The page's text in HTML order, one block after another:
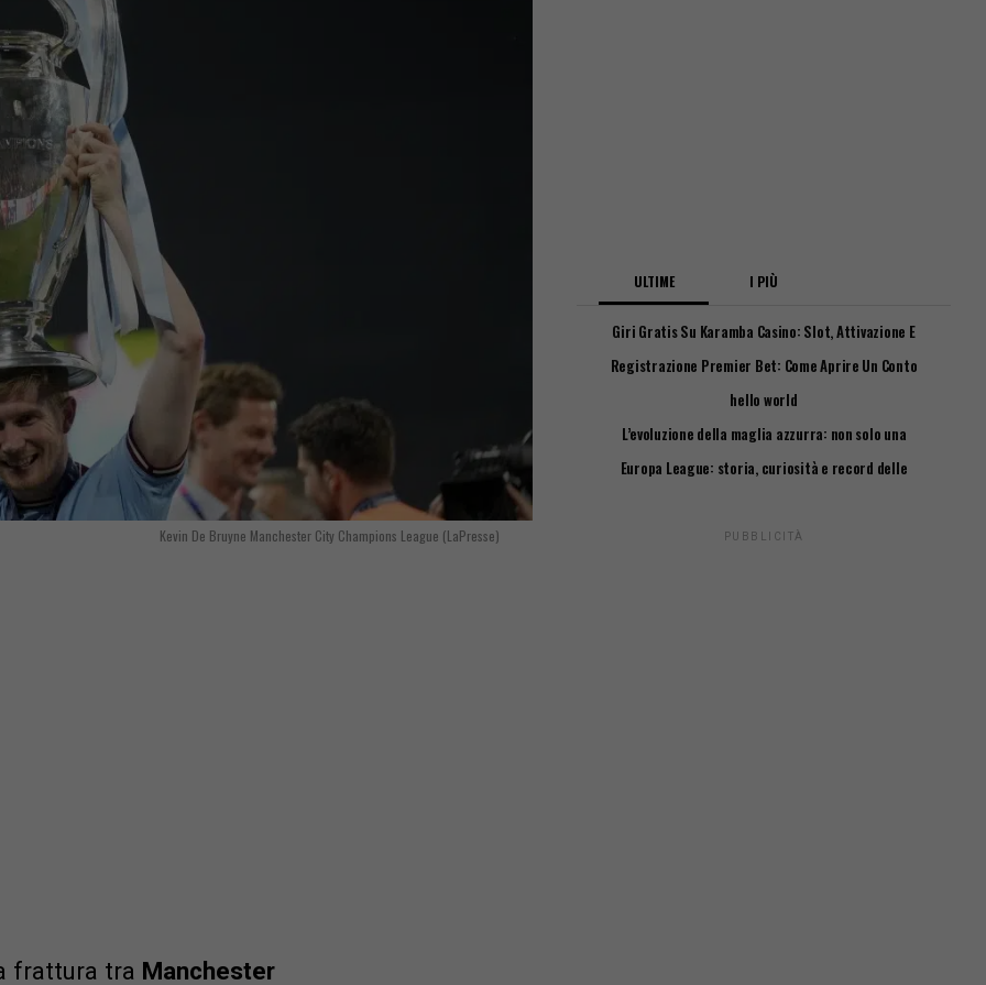
Kevin De Bruyne Manchester City Champions League (LaPresse)
frattura tra Manchester
ULTIME I PIÙ
Giri Gratis Su Karamba Casino: Slot, Attivazione E
Registrazione Premier Bet: Come Aprire Un Conto
hello world
L’evoluzione della maglia azzurra: non solo una
Europa League: storia, curiosità e record delle
PUBBLICITÀ